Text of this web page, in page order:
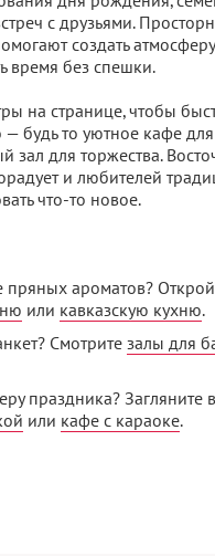
с друзьями.
создать
время без спешки.
на странице, чтобы
будь то уютное кафе
зал для торжества.
и любителей
что-то новое.
пряных ароматов?
или кавказскую кухню.
Смотрите залы для
праздника? Загляните в
или кафе с караоке.